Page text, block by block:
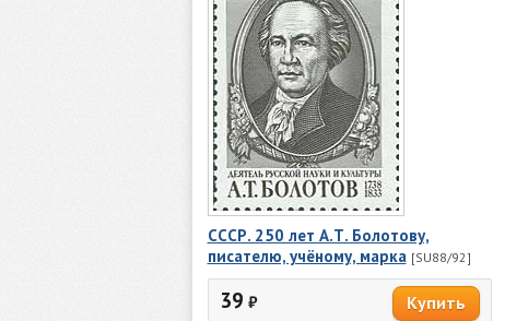
СССР. 250 лет А.Т. Болотову,
писателю, учёному, марка [SU88/92]
39 ₽